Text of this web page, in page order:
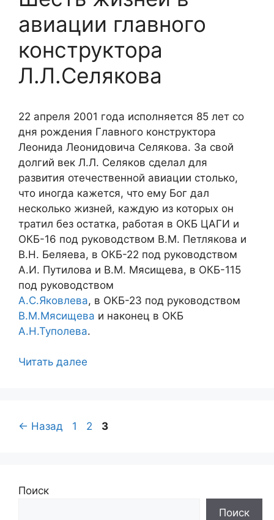
авиации главного
конструктора
Л.Л.Селякова
22 апреля 2001 года исполняется 85 лет со
дня рождения Главного конструктора
Леонида Леонидовича Селякова. За свой
долгий век Л.Л. Селяков сделал для
развития отечественной авиации столько,
что иногда кажется, что ему Бог дал
несколько жизней, каждую из которых он
тратил без остатка, работая в ОКБ ЦАГИ и
ОКБ-16 под руководством В.М. Петлякова и
В.Н. Беляева, в ОКБ-22 под руководством
А.И. Путилова и В.М. Мясищева, в ОКБ-115
под руководством
А.С.Яковлева, в ОКБ-23 под руководством
В.М.Мясищева и наконец в ОКБ
А.Н.Туполева.
Читать далее
← Назад Страница
1 Страница
2 Страница
3
Поиск
Поиск